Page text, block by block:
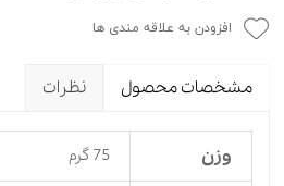
افزودن به علاقه مندی ها
مشخصات محصول نظرات
وزن 75 گرم